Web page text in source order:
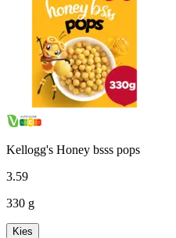
Kellogg's Honey bsss pops
3.59
330 g
Kies